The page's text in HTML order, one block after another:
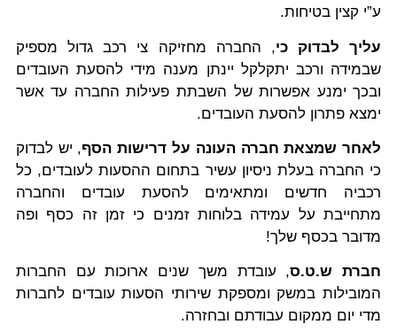
ע”י קצין בטיחות.
עליך לבדוק כי, החברה מחזיקה צי רכב גדול מספיק
שבמידה ורכב יתקלקל יינתן מענה מידי להסעת העובדים
ובכך ימנע אפשרות של השבתת פעילות החברה עד אשר
ימצא פתרון להסעת העובדים.
לאחר שמצאת חברה העונה על דרישות הסף, יש לבדוק
כי החברה בעלת ניסיון עשיר בתחום ההסעות לעובדים, כל
רכביה חדשים ומתאימים להסעת עובדים והחברה
מתחייבת על עמידה בלוחות זמנים כי זמן זה כסף ופה
מדובר בכסף שלך!
חברת ש.ט.ס, עובדת משך שנים ארוכות עם החברות
המובילות במשק ומספקת שירותי הסעות עובדים לחברות
מדי יום ממקום עבודתם ובחזרה.